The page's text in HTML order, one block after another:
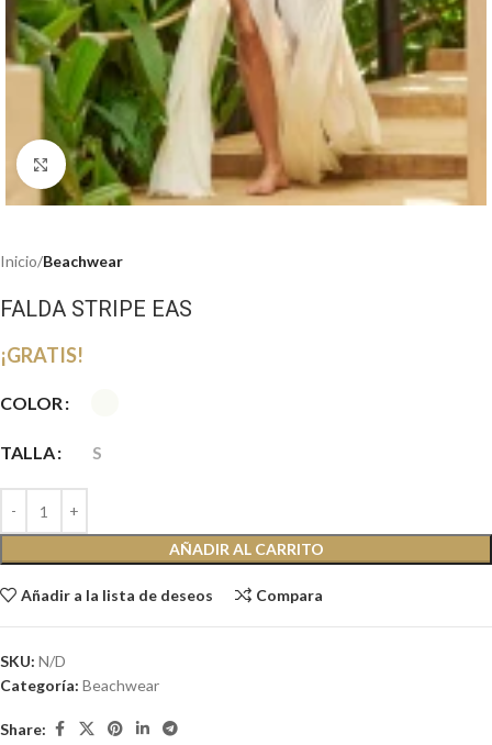
Haga clic para ampliar
Inicio Beachwear
FALDA STRIPE EAS
¡GRATIS!
COLOR
TALLA S
AÑADIR AL CARRITO
Añadir a la lista de deseos Compara
SKU: N/D
Categoría: Beachwear
Share: